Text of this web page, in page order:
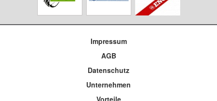
Impressum
AGB
Datenschutz
Unternehmen
Vorteile